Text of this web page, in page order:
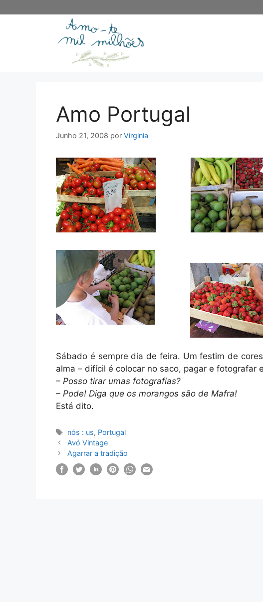
Amo Portugal
Junho 21, 2008 por Virginia
Sábado é sempre dia de feira. Um festim de
alma – difícil é colocar no saco, pagar e fotografar
– Posso tirar umas fotografias?
– Pode! Diga que os morangos são de Mafra!
Está dito.
Etiquetas
nós : us, Portugal
Avó Vintage
Agarrar a tradição